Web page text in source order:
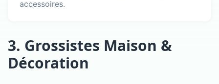
accessoires.
3. Grossistes Maison &
Décoration